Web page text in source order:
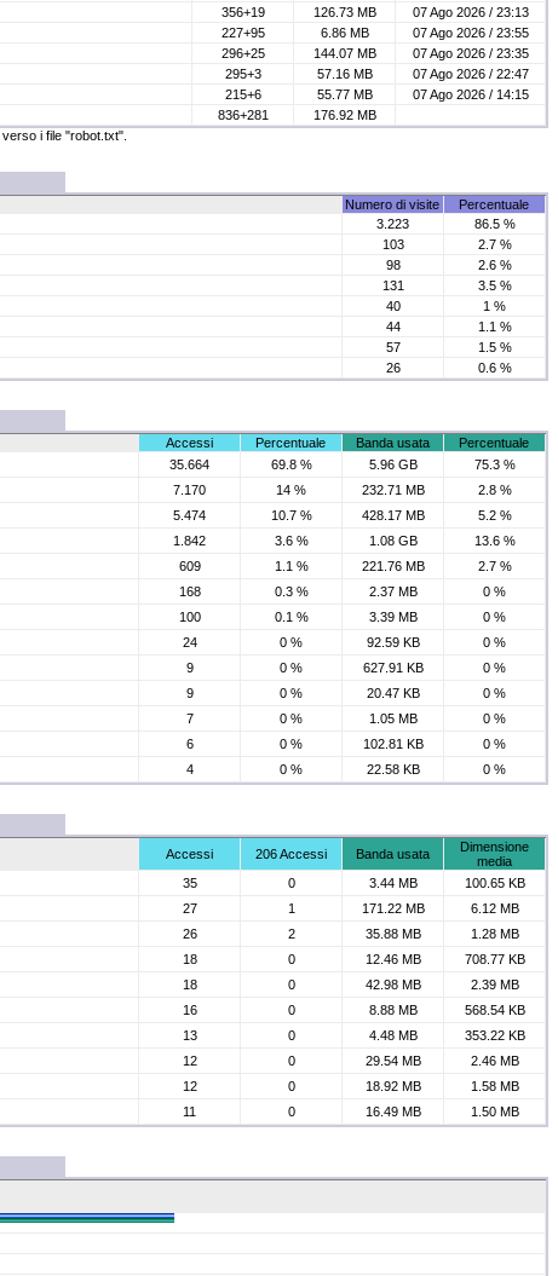
356+19 126.73 MB
07 Ago 2026 / 23:13
227+95 6.86 MB
07 Ago 2026 / 23:55
296+25 144.07 MB
07 Ago 2026 / 23:35
295+3 57.16 MB
07 Ago 2026 / 22:47
215+6 55.77 MB
07 Ago 2026 / 14:15
836+281
176.92 MB
i file "robot.txt".
Numero di visite
Percentuale
3.223
86.5 %
103
2.7 %
98
2.6 %
131
3.5 %
40
1 %
44
1.1 %
57
1.5 %
26 0.6 %
Accessi Percentuale Banda usata
Percentuale
35.664 69.8 % 5.96 GB
75.3 %
7.170 14 % 232.71 MB
2.8 %
5.474 10.7 % 428.17 MB
5.2 %
1.842 3.6 % 1.08 GB
13.6 %
609 1.1 % 221.76 MB
2.7 %
168 0.3 % 2.37 MB
0 %
100 0.1 % 3.39 MB
0 %
24 0 % 92.59 KB
0 %
9 0 % 627.91 KB
0 %
9 0 % 20.47 KB
0 %
7 0 % 1.05 MB
0 %
6 0 % 102.81 KB
0 %
4 0 % 22.58 KB 0 %
Accessi 206 Accessi Banda usata
Dimensione
media
35 0 3.44 MB
100.65 KB
27 1 171.22 MB
6.12 MB
26 2 35.88 MB
1.28 MB
18 0 12.46 MB
708.77 KB
18 0 42.98 MB
2.39 MB
16 0 8.88 MB
568.54 KB
13 0 4.48 MB
353.22 KB
12 0 29.54 MB
2.46 MB
12 0 18.92 MB
1.58 MB
11 0 16.49 MB 1.50 MB